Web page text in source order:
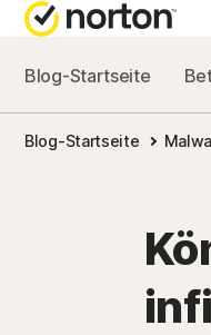
Blog-Startseite
Blog-Startseite